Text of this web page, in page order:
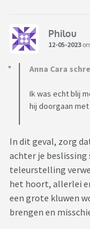
Philou
12-05-2023
Anna Cara
Ik was echt blij
hij doorgaan
In dit geval, zorg
achter je
teleurstelling
het hoort, allerlei
een grote kluwen
brengen en